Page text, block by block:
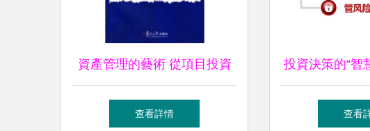
資產管理的藝術 從項目投資
到文軒網的經典詮釋
查看詳情
投資決策的“
鋁集團投資管
查看